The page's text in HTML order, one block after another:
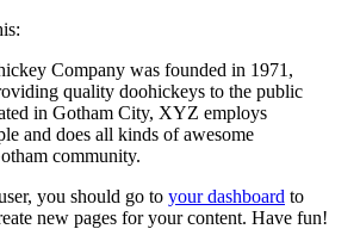
Company was founded in 1971,
quality doohickeys to the public
in Gotham City, XYZ employs
and does all kinds of awesome
community.
you should go to your dashboard to
new pages for your content. Have fun!